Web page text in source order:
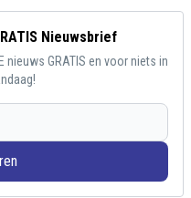
Nieuwsbrief
nieuws GRATIS en voor niets in